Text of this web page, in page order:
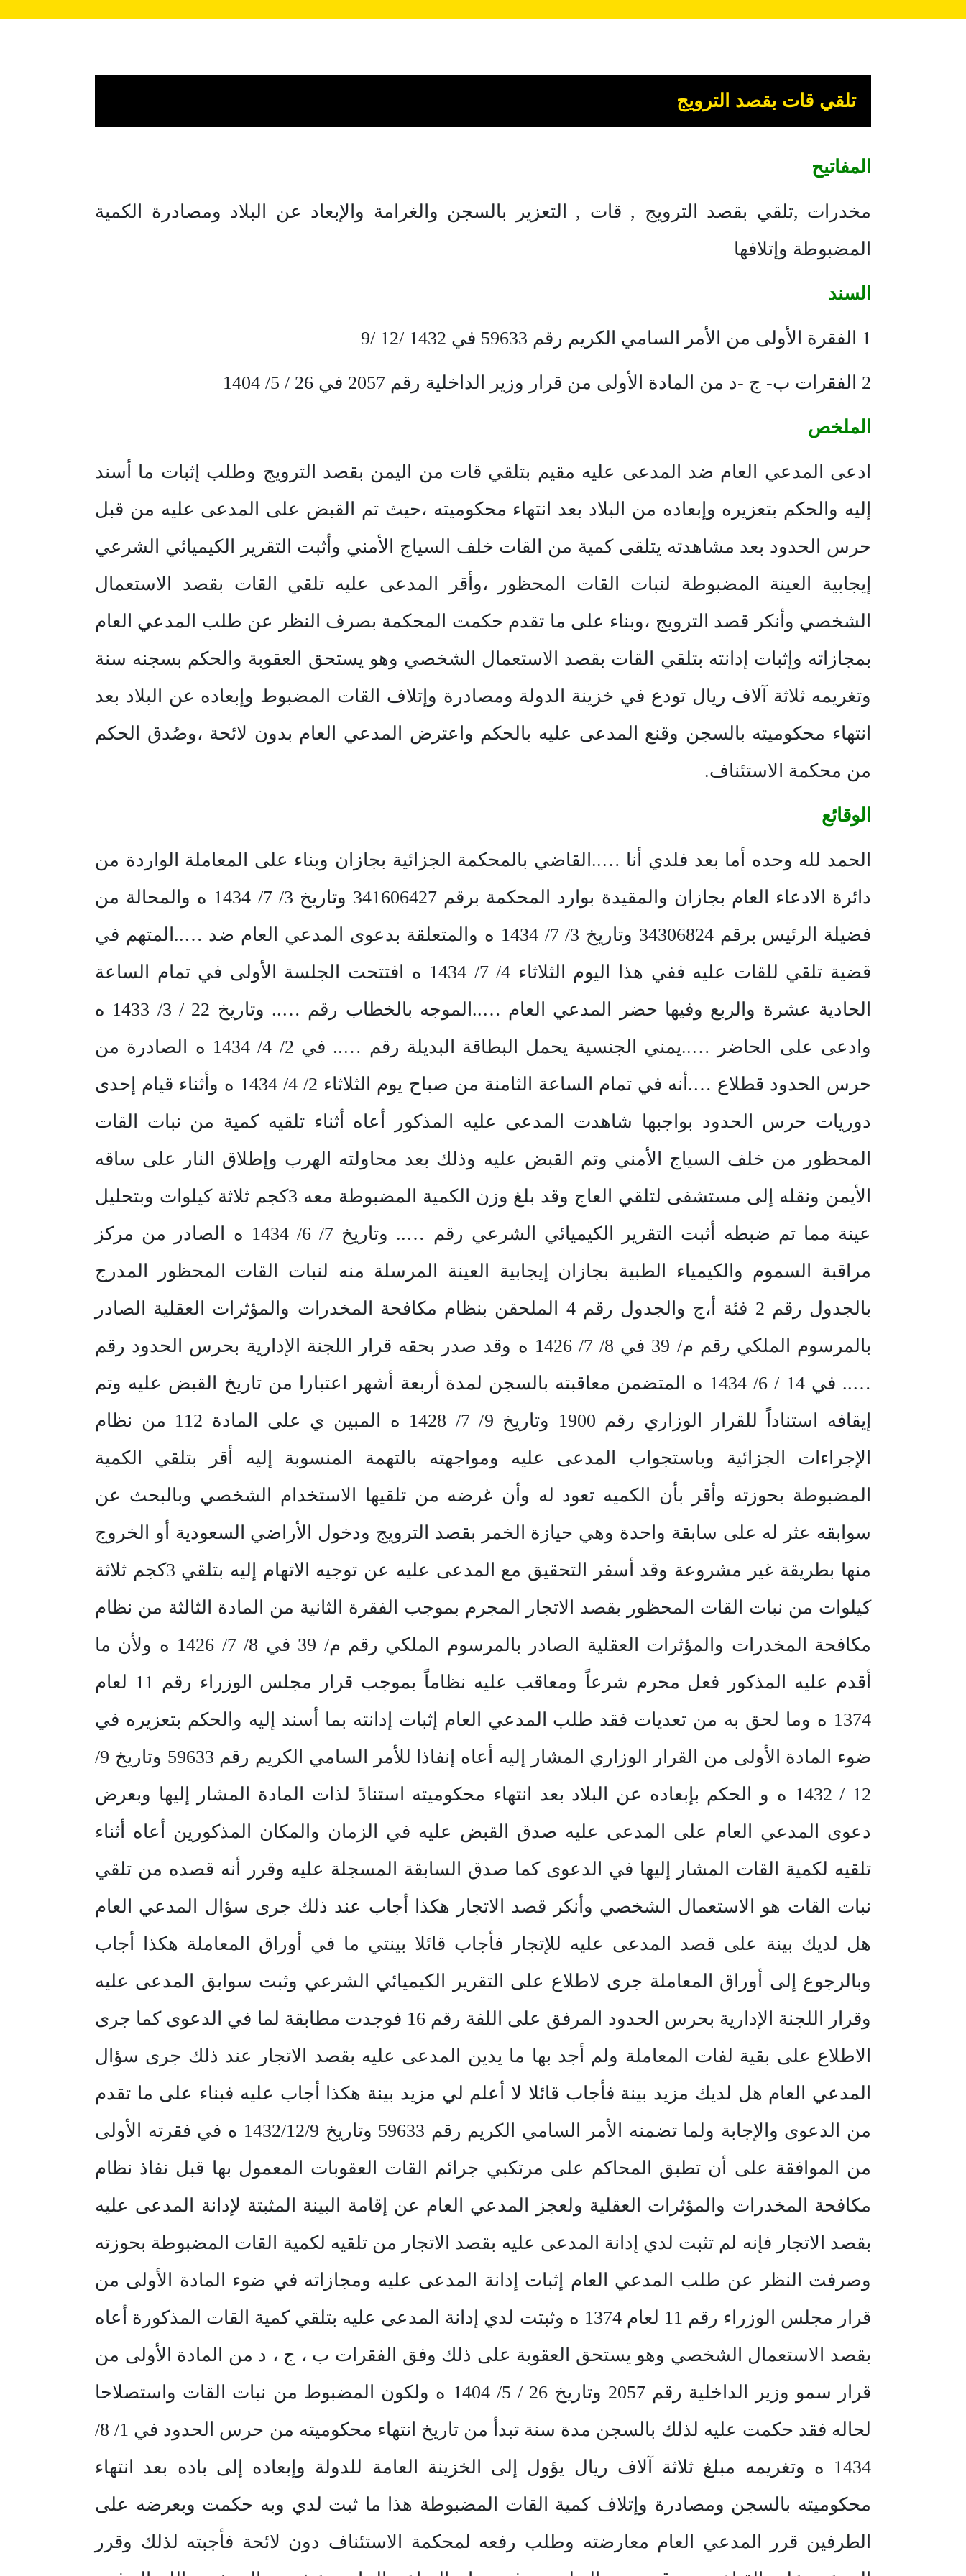
تلقي قات بقصد الترويج
المفاتيح
مخدرات ,تلقي بقصد الترويج , قات , التعزير بالسجن والغرامة والإبعاد عن البلاد ومصادرة الكمية
المضبوطة وإتلافها
السند
1 الفقرة الأولى من الأمر السامي الكريم رقم 59633 في 1432 /12 /9
2 الفقرات ب- ج -د من المادة الأولى من قرار وزير الداخلية رقم 2057 في 26 / 5/ 1404
الملخص
ادعى المدعي العام ضد المدعى عليه مقيم بتلقي قات من اليمن بقصد الترويج وطلب إثبات ما أسند
إليه والحكم بتعزيره وإبعاده من البلاد بعد انتهاء محكوميته ،حيث تم القبض على المدعى عليه من قبل
حرس الحدود بعد مشاهدته يتلقى كمية من القات خلف السياج الأمني وأثبت التقرير الكيميائي الشرعي
إيجابية العينة المضبوطة لنبات القات المحظور ،وأقر المدعى عليه تلقي القات بقصد الاستعمال
الشخصي وأنكر قصد الترويج ،وبناء على ما تقدم حكمت المحكمة بصرف النظر عن طلب المدعي العام
بمجازاته وإثبات إدانته بتلقي القات بقصد الاستعمال الشخصي وهو يستحق العقوبة والحكم بسجنه سنة
وتغريمه ثلاثة آلاف ريال تودع في خزينة الدولة ومصادرة وإتلاف القات المضبوط وإبعاده عن البلاد بعد
انتهاء محكوميته بالسجن وقنع المدعى عليه بالحكم واعترض المدعي العام بدون لائحة ،وصُدق الحكم
من محكمة الاستئناف.
الوقائع
الحمد لله وحده أما بعد فلدي أنا …..القاضي بالمحكمة الجزائية بجازان وبناء على المعاملة الواردة من
دائرة الادعاء العام بجازان والمقيدة بوارد المحكمة برقم 341606427 وتاريخ 3/ 7/ 1434 ه والمحالة من
فضيلة الرئيس برقم 34306824 وتاريخ 3/ 7/ 1434 ه والمتعلقة بدعوى المدعي العام ضد …..المتهم في
قضية تلقي للقات عليه ففي هذا اليوم الثلاثاء 4/ 7/ 1434 ه افتتحت الجلسة الأولى في تمام الساعة
الحادية عشرة والربع وفيها حضر المدعي العام …..الموجه بالخطاب رقم ….. وتاريخ 22 / 3/ 1433 ه
وادعى على الحاضر …..يمني الجنسية يحمل البطاقة البديلة رقم ….. في 2/ 4/ 1434 ه الصادرة من
حرس الحدود قطلاع ….أنه في تمام الساعة الثامنة من صباح يوم الثلاثاء 2/ 4/ 1434 ه وأثناء قيام إحدى
دوريات حرس الحدود بواجبها شاهدت المدعى عليه المذكور أعاه أثناء تلقيه كمية من نبات القات
المحظور من خلف السياج الأمني وتم القبض عليه وذلك بعد محاولته الهرب وإطلاق النار على ساقه
الأيمن ونقله إلى مستشفى لتلقي العاج وقد بلغ وزن الكمية المضبوطة معه 3كجم ثلاثة كيلوات وبتحليل
عينة مما تم ضبطه أثبت التقرير الكيميائي الشرعي رقم ….. وتاريخ 7/ 6/ 1434 ه الصادر من مركز
مراقبة السموم والكيمياء الطبية بجازان إيجابية العينة المرسلة منه لنبات القات المحظور المدرج
بالجدول رقم 2 فئة أ،ج والجدول رقم 4 الملحقن بنظام مكافحة المخدرات والمؤثرات العقلية الصادر
بالمرسوم الملكي رقم م/ 39 في 8/ 7/ 1426 ه وقد صدر بحقه قرار اللجنة الإدارية بحرس الحدود رقم
….. في 14 / 6/ 1434 ه المتضمن معاقبته بالسجن لمدة أربعة أشهر اعتبارا من تاريخ القبض عليه وتم
إيقافه استناداً للقرار الوزاري رقم 1900 وتاريخ 9/ 7/ 1428 ه المبين ي على المادة 112 من نظام
الإجراءات الجزائية وباستجواب المدعى عليه ومواجهته بالتهمة المنسوبة إليه أقر بتلقي الكمية
المضبوطة بحوزته وأقر بأن الكميه تعود له وأن غرضه من تلقيها الاستخدام الشخصي وبالبحث عن
سوابقه عثر له على سابقة واحدة وهي حيازة الخمر بقصد الترويج ودخول الأراضي السعودية أو الخروج
منها بطريقة غير مشروعة وقد أسفر التحقيق مع المدعى عليه عن توجيه الاتهام إليه بتلقي 3كجم ثلاثة
كيلوات من نبات القات المحظور بقصد الاتجار المجرم بموجب الفقرة الثانية من المادة الثالثة من نظام
مكافحة المخدرات والمؤثرات العقلية الصادر بالمرسوم الملكي رقم م/ 39 في 8/ 7/ 1426 ه ولأن ما
أقدم عليه المذكور فعل محرم شرعاً ومعاقب عليه نظاماً بموجب قرار مجلس الوزراء رقم 11 لعام
1374 ه وما لحق به من تعديات فقد طلب المدعي العام إثبات إدانته بما أسند إليه والحكم بتعزيره في
ضوء المادة الأولى من القرار الوزاري المشار إليه أعاه إنفاذا للأمر السامي الكريم رقم 59633 وتاريخ 9/
12 / 1432 ه و الحكم بإبعاده عن البلاد بعد انتهاء محكوميته استنادً لذات المادة المشار إليها وبعرض
دعوى المدعي العام على المدعى عليه صدق القبض عليه في الزمان والمكان المذكورين أعاه أثناء
تلقيه لكمية القات المشار إليها في الدعوى كما صدق السابقة المسجلة عليه وقرر أنه قصده من تلقي
نبات القات هو الاستعمال الشخصي وأنكر قصد الاتجار هكذا أجاب عند ذلك جرى سؤال المدعي العام
هل لديك بينة على قصد المدعى عليه للإتجار فأجاب قائلا بينتي ما في أوراق المعاملة هكذا أجاب
وبالرجوع إلى أوراق المعاملة جرى لاطلاع على التقرير الكيميائي الشرعي وثبت سوابق المدعى عليه
وقرار اللجنة الإدارية بحرس الحدود المرفق على اللفة رقم 16 فوجدت مطابقة لما في الدعوى كما جرى
الاطلاع على بقية لفات المعاملة ولم أجد بها ما يدين المدعى عليه بقصد الاتجار عند ذلك جرى سؤال
المدعي العام هل لديك مزيد بينة فأجاب قائلا لا أعلم لي مزيد بينة هكذا أجاب عليه فبناء على ما تقدم
من الدعوى والإجابة ولما تضمنه الأمر السامي الكريم رقم 59633 وتاريخ 1432/12/9 ه في فقرته الأولى
من الموافقة على أن تطبق المحاكم على مرتكبي جرائم القات العقوبات المعمول بها قبل نفاذ نظام
مكافحة المخدرات والمؤثرات العقلية ولعجز المدعي العام عن إقامة البينة المثبتة لإدانة المدعى عليه
بقصد الاتجار فإنه لم تثبت لدي إدانة المدعى عليه بقصد الاتجار من تلقيه لكمية القات المضبوطة بحوزته
وصرفت النظر عن طلب المدعي العام إثبات إدانة المدعى عليه ومجازاته في ضوء المادة الأولى من
قرار مجلس الوزراء رقم 11 لعام 1374 ه وثبتت لدي إدانة المدعى عليه بتلقي كمية القات المذكورة أعاه
بقصد الاستعمال الشخصي وهو يستحق العقوبة على ذلك وفق الفقرات ب ، ج ، د من المادة الأولى من
قرار سمو وزير الداخلية رقم 2057 وتاريخ 26 / 5/ 1404 ه ولكون المضبوط من نبات القات واستصلاحا
لحاله فقد حكمت عليه لذلك بالسجن مدة سنة تبدأ من تاريخ انتهاء محكوميته من حرس الحدود في 1/ 8/
1434 ه وتغريمه مبلغ ثلاثة آلاف ريال يؤول إلى الخزينة العامة للدولة وإبعاده إلى باده بعد انتهاء
محكوميته بالسجن ومصادرة وإتلاف كمية القات المضبوطة هذا ما ثبت لدي وبه حكمت وبعرضه على
الطرفين قرر المدعي العام معارضته وطلب رفعه لمحكمة الاستئناف دون لائحة فأجبته لذلك وقرر